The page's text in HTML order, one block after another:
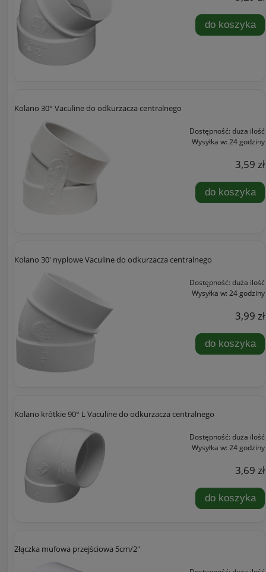
do koszyka
Kolano 30° Vaculine do odkurzacza centralnego
Dostępność: duża ilość
Wysyłka w: 24 godziny
3,59 zł
do koszyka
Kolano 30' nyplowe Vaculine do odkurzacza centralnego
Dostępność: duża ilość
Wysyłka w: 24 godziny
3,99 zł
do koszyka
Kolano krótkie 90° L Vaculine do odkurzacza centralnego
Dostępność: duża ilość
Wysyłka w: 24 godziny
3,69 zł
do koszyka
Złączka mufowa przejściowa 5cm/2"